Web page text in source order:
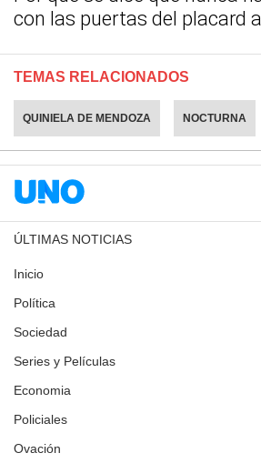
con las puertas del placard
TEMAS RELACIONADOS
QUINIELA DE MENDOZA NOCTURNA
ÚLTIMAS NOTICIAS
Inicio
Política
Sociedad
Series y Películas
Economia
Policiales
Ovación